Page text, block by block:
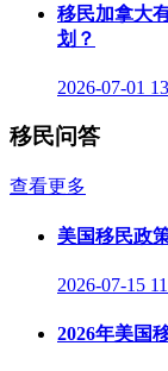
移民加拿大
划？
2026-07-01
移民问答
查看更多
美国移民政
2026-07-15
2026年美国